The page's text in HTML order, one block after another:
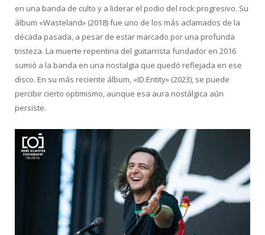
en una banda de culto y a liderar el podio del rock progresivo. Su
álbum «Wasteland» (2018) fue uno de los más aclamados de la
década pasada, a pesar de estar marcado por una profunda
tristeza. La muerte repentina del guitarrista fundador en 2016
sumió a la banda en una nostalgia que quedó reflejada en ese
disco. En su más reciente álbum, «ID.Entity» (2023), se puede
percibir cierto optimismo, aunque esa aura nostálgica aún
persiste.